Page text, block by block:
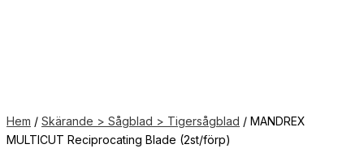
Hem / Skärande > Sågblad > Tigersågblad / MANDREX
MULTICUT Reciprocating Blade (2st/förp)